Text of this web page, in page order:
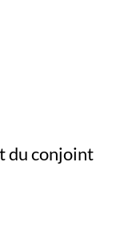
du conjoint